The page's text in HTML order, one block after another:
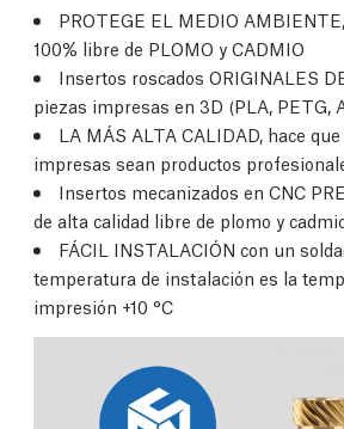
PROTEGE EL MEDIO
100% libre de PLOMO y CADMIO
Insertos roscados ORIGINALES
piezas impresas en 3D (PLA, PETG,
LA MÁS ALTA CALIDAD, hace
impresas sean productos
Insertos mecanizados en CNC
de alta calidad libre de plomo y
FÁCIL INSTALACIÓN con un
temperatura de instalación es la
impresión +10 °C